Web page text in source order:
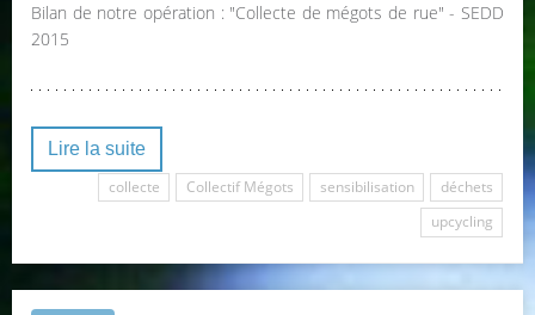
Bilan de notre opération : "Collecte de mégots de rue" - SEDD
2015
Lire la suite
collecte
Collectif Mégots sensibilisation
déchets
upcycling